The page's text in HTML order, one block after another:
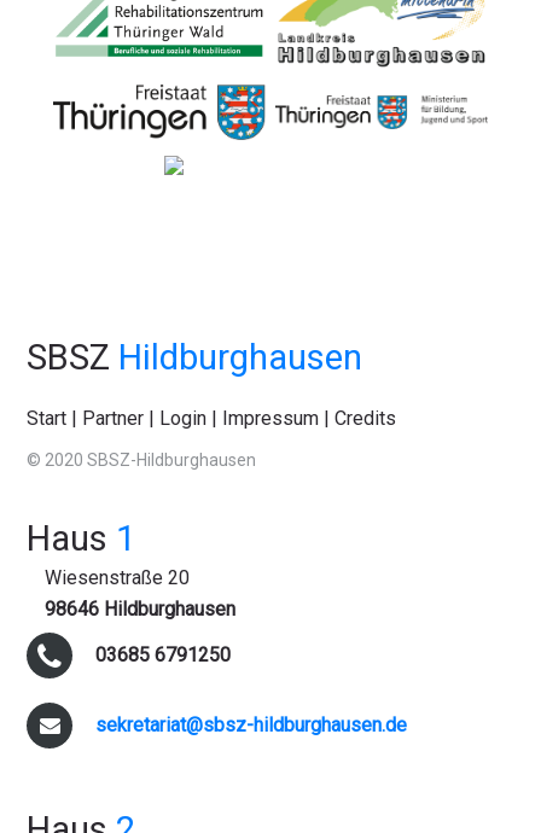
SBSZ Hildburghausen
Start | Partner | Login | Impressum |Credits
© 2020 SBSZ-Hildburghausen
Haus 1
Wiesenstraße 20
98646 Hildburghausen
03685 6791250
sekretariat@sbsz-hildburghausen.de